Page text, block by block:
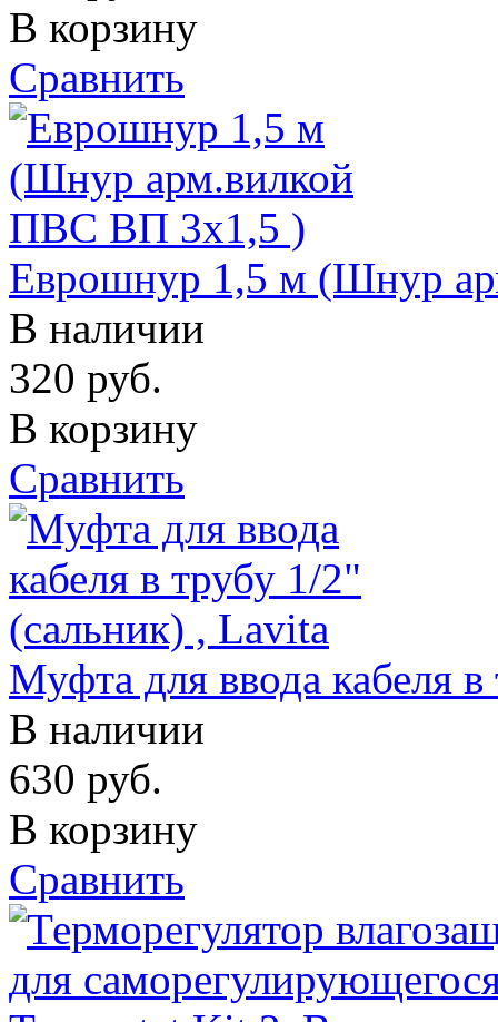
В корзину
Сравнить
Еврошнур 1,5 м (Шнур
В наличии
320 руб.
В корзину
Сравнить
Муфта для ввода кабеля
В наличии
630 руб.
В корзину
Сравнить